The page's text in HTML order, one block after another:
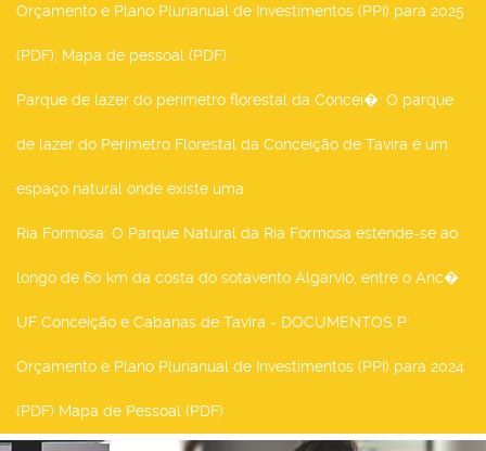
Orçamento e Plano Plurianual de Investimentos (PPI) para 2025
(PDF); Mapa de pessoal (PDF).
Parque de lazer do perímetro florestal da Concei�: O parque
de lazer do Perímetro Florestal da Conceição de Tavira é um
espaço natural onde existe uma
Ria Formosa: O Parque Natural da Ria Formosa estende-se ao
longo de 60 km da costa do sotavento Algarvio, entre o Anc�
UF Conceição e Cabanas de Tavira - DOCUMENTOS P:
Orçamento e Plano Plurianual de Investimentos (PPI) para 2024
(PDF) Mapa de Pessoal (PDF)